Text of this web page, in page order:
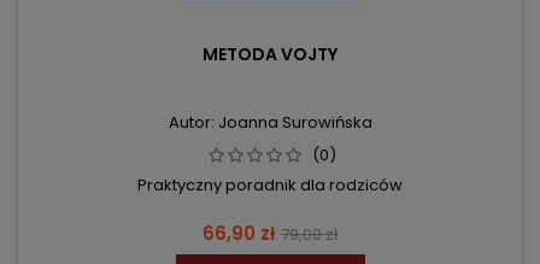
METODA VOJTY
Autor: Joanna Surowińska
(0)
Praktyczny poradnik dla rodziców
Cena
66,90 zł Cena
79,00 zł